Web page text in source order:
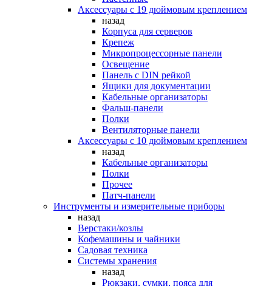
Аксессуары с 19 дюймовым креплением
назад
Корпуса для серверов
Крепеж
Микропроцессорные панели
Освещение
Панель с DIN рейкой
Ящики для документации
Кабельные организаторы
Фальш-панели
Полки
Вентиляторные панели
Аксессуары с 10 дюймовым креплением
назад
Кабельные организаторы
Полки
Прочее
Патч-панели
Инструменты и измерительные приборы
назад
Верстаки/козлы
Кофемашины и чайники
Садовая техника
Системы хранения
назад
Рюкзаки, сумки, пояса для